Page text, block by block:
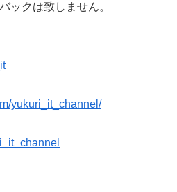
ックは致しません。
yukuri_it_channel/